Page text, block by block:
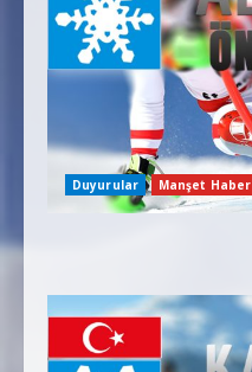
Duyurular Manşet Haber